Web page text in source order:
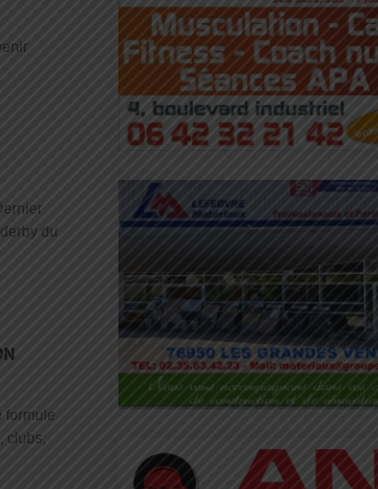
du
formule
clubs,